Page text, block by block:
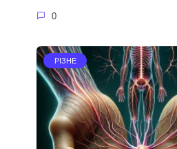
0
РІЗНЕ